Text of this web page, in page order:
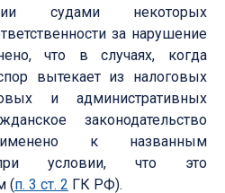
судами некоторых
за нарушение
что в случаях, когда
вытекает из налоговых
и административных
законодательство
к названным
при условии, что это
(п. 3 ст. 2 ГК РФ).